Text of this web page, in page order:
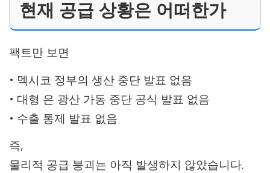
현재 공급 상황은 어떠한가
팩트만 보면
• 멕시코 정부의 생산 중단 발표 없음
• 대형 은 광산 가동 중단 공식 발표 없음
• 수출 통제 발표 없음
즉,
물리적 공급 붕괴는 아직 발생하지 않았습니다.